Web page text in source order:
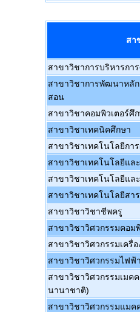
สา
สาขาวิชาการบริหารกา
สาขาวิชาการพัฒนาหลั
สอน
สาขาวิชาคอมพิวเตอร์ศึ
สาขาวิชาเทคนิคศึกษา
สาขาวิชาเทคโนโลยีกา
สาขาวิชาเทคโนโลยีแล
สาขาวิชาเทคโนโลยีแล
สาขาวิชาเทคโนโลยีสา
สาขาวิชาวิชาชีพครู
สาขาวิชาวิศวกรรมคอม
สาขาวิชาวิศวกรรมเครื่อ
สาขาวิชาวิศวกรรมไฟฟ้า
สาขาวิชาวิศวกรรมเมค
นานาชาติ)
สาขาวิชาวิศวกรรมแมค